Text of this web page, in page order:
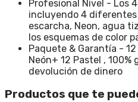
Profesional Nivel - Los
incluyendo 4
escarcha, Neon, agua
los esquemas de color
Paquete & Garantía -
Neón+ 12 Pastel ,
devolución de dinero
Productos que te